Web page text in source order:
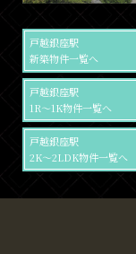
戸越銀座駅
新築物件一覧へ
戸越銀座駅
1R～1K物件一覧へ
戸越銀座駅
2K～2LDK物件一覧へ